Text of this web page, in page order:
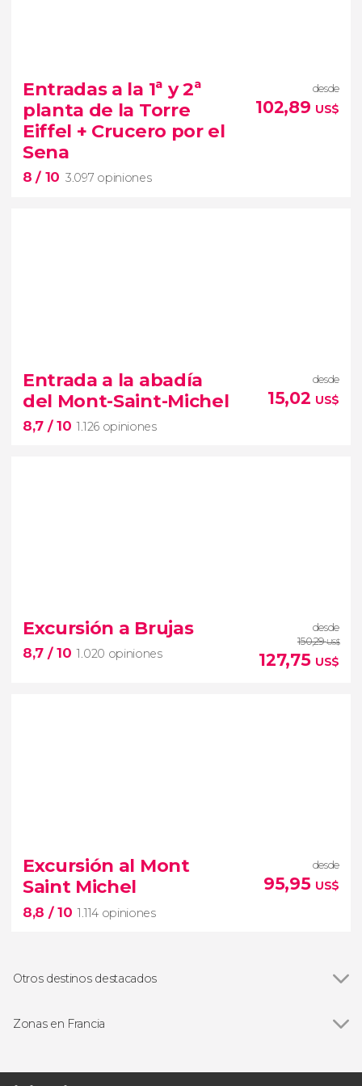
uno de los barrios más artísticos de
París
free tour por Montmartre
cabarets más importantes
Entradas a la 1ª y 2ª
planta de la Torre
Eiffel + Crucero por el
Sena
8/ 10 3.097 opiniones
desde
102,89 US$
3.097 opiniones
País en un día
entrada a la Torre Eiffel
Entrada a la abadía
del Mont-Saint-Michel
8,7 / 10 1.126 opiniones
desde
15,02 US$
1.126 opiniones
abadía del Mont-Saint-Michel
Excursión a Brujas
8,7 / 10 1.020 opiniones
desde
150,29US$
127,75 US$
Brujas
una de
las ciudades medievales más fascinantes de Europa
excursión desde
París
Excursión al Mont
Saint Michel
8,8 / 10 1.114 opiniones
desde
95,95 US$
Otros destinos destacados
Nantes
Zonas en Francia